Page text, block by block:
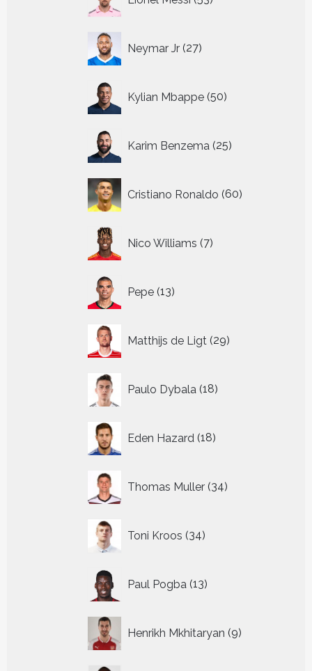
producten
Neymar Jr 27
producten
Kylian Mbappe 50
producten
Karim Benzema 25
producten
Cristiano Ronaldo 60
producten
Nico Williams 7
producten
Pepe 13
producten
Matthijs de Ligt 29
producten
Paulo Dybala 18
producten
Eden Hazard 18
producten
Thomas Muller 34
producten
Toni Kroos 34
producten
Paul Pogba 13
producten
Henrikh Mkhitaryan 9
producten